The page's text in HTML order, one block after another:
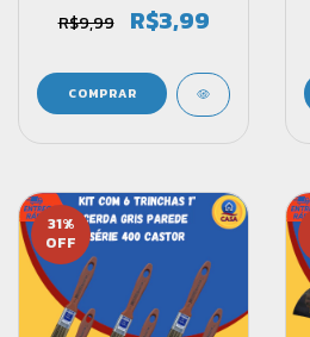
R$9,99
R$3,99
31%
OFF